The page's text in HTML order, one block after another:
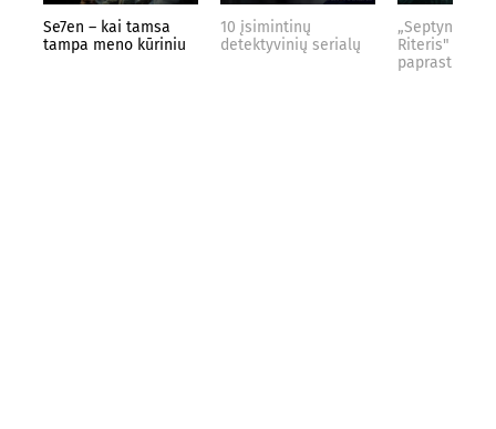
Se7en – kai tamsa
tampa meno kūriniu
10 įsimintinų
detektyvinių serialų
„Septynių
Riteris" – kai
paprastumas